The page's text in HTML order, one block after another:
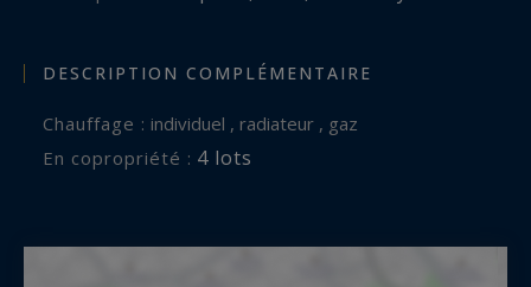
DESCRIPTION COMPLÉMENTAIRE
Chauffage : individuel , radiateur , gaz
En copropriété : 4 lots